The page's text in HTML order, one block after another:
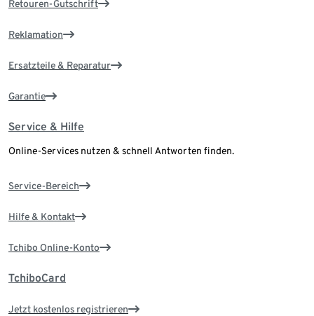
Retouren-Gutschrift
Reklamation
Ersatzteile & Reparatur
Garantie
Service & Hilfe
Online-Services nutzen & schnell Antworten finden.
Service-Bereich
Hilfe & Kontakt
Tchibo Online-Konto
TchiboCard
Jetzt kostenlos registrieren